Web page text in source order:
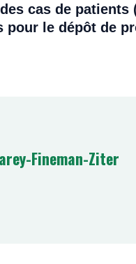
cas de patients
le dépôt de
Fineman-Ziter